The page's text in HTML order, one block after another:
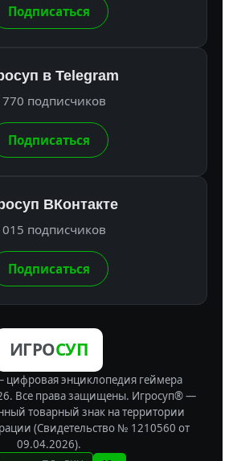
Подписаться
в Telegram
770 подписчиков
Подписаться
ВКонтакте
подписчиков
Подписаться
ИГРОСУП
цифровая энциклопедия геймера
Все права защищены. Игросуп® —
товарный знак на территории
(Свидетельство № 1210560 от
09.04.2026).